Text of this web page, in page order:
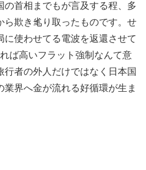
の首相までもが言及する程、多
ら欺き毟り取ったものです。せ
使わせてる電波を返還させて
ば高いフラット強制なんて意
行者の外人だけではなく日本国
業界へ金が流れる好循環が生ま